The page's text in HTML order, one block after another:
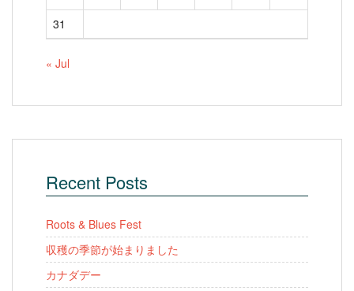
31
« Jul
Recent Posts
Roots & Blues Fest
収穫の季節が始まりました
カナダデー